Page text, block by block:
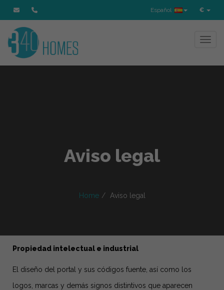
€
Español
Aviso legal
Home Aviso legal
Propiedad intelectual e industrial
El diseño del portal y sus códigos fuente, así como los
logos, marcas y demás signos distintivos que aparecen